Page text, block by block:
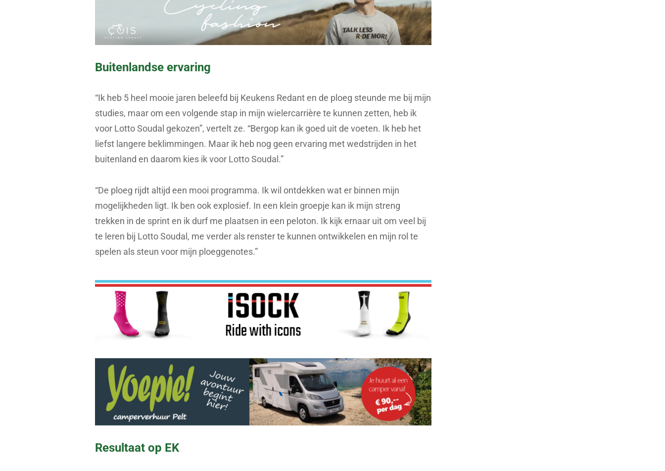
Buitenlandse ervaring
“Ik heb 5 heel mooie jaren beleefd bij Keukens Redant en de ploeg steunde me bij mijn
studies, maar om een volgende stap in mijn wielercarrière te kunnen zetten, heb ik
voor Lotto Soudal gekozen”, vertelt ze. “Bergop kan ik goed uit de voeten. Ik heb het
liefst langere beklimmingen. Maar ik heb nog geen ervaring met wedstrijden in het
buitenland en daarom kies ik voor Lotto Soudal.”
“De ploeg rijdt altijd een mooi programma. Ik wil ontdekken wat er binnen mijn
mogelijkheden ligt. Ik ben ook explosief. In een klein groepje kan ik mijn streng
trekken in de sprint en ik durf me plaatsen in een peloton. Ik kijk ernaar uit om veel bij
te leren bij Lotto Soudal, me verder als renster te kunnen ontwikkelen en mijn rol te
spelen als steun voor mijn ploeggenotes.”​​​​​​​
Resultaat op EK